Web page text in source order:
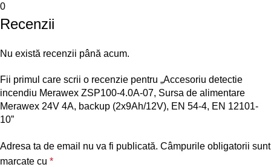
0
Recenzii
Nu există recenzii până acum.
Fii primul care scrii o recenzie pentru „Accesoriu detectie
incendiu Merawex ZSP100-4.0A-07, Sursa de alimentare
Merawex 24V 4A, backup (2x9Ah/12V), EN 54-4, EN 12101-
10”
Adresa ta de email nu va fi publicată. Câmpurile obligatorii sunt
marcate cu *